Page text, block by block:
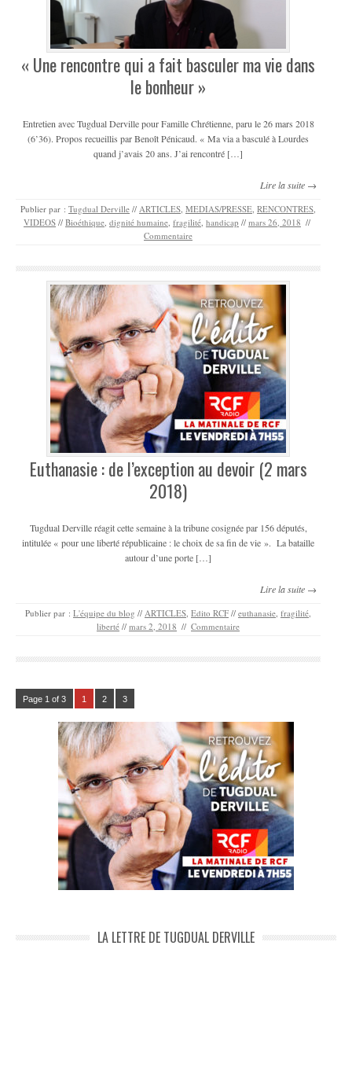
« Une rencontre qui a fait basculer ma vie dans
le bonheur »
Entretien avec Tugdual Derville pour Famille Chrétienne, paru le 26 mars 2018
(6’36). Propos recueillis par Benoît Pénicaud. « Ma via a basculé à Lourdes
quand j’avais 20 ans. J’ai rencontré […]
Lire la suite →
Publier par : Tugdual Derville // ARTICLES MEDIAS/PRESSE RENCONTRES
VIDEOS // Bioéthique dignité humaine fragilité handicap // mars 26, 2018 //
Commentaire
Euthanasie : de l’exception au devoir (2 mars
2018)
Tugdual Derville réagit cette semaine à la tribune cosignée par 156 députés,
intitulée « pour une liberté républicaine : le choix de sa fin de vie ». La bataille
autour d’une porte […]
Lire la suite →
Publier par : L'équipe du blog // ARTICLES Edito RCF // euthanasie fragilité
liberté // mars 2, 2018 // Commentaire
Page 1 of 3 1 2 3
LA LETTRE DE TUGDUAL DERVILLE